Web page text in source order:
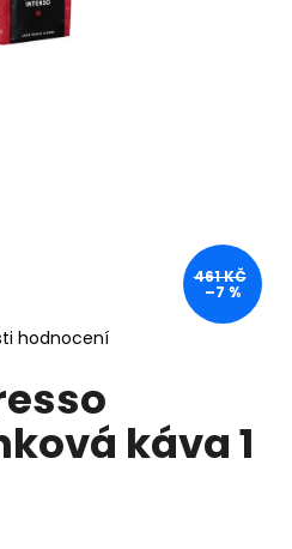
hodnocení
káva 1
461 KČ
–7 %